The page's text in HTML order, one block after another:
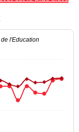
l'Education